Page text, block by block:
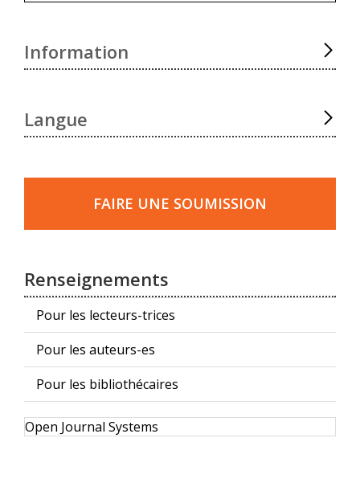
Information
Langue
Faire
FAIRE UNE SOUMISSION
Renseignements
Pour les lecteurs-trices
Pour les auteurs-es
Pour les bibliothécaires
Développé
par
Open Journal Systems